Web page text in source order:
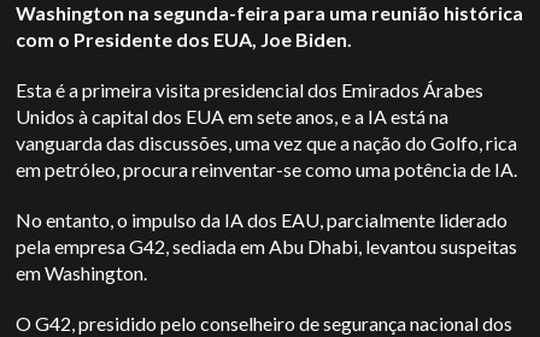
Washington na segunda-feira para uma reunião histórica
com o Presidente dos EUA, Joe Biden.
Esta é a primeira visita presidencial dos Emirados Árabes
Unidos à capital dos EUA em sete anos, e a IA está na
vanguarda das discussões, uma vez que a nação do Golfo, rica
em petróleo, procura reinventar-se como uma potência de IA.
No entanto, o impulso da IA dos EAU, parcialmente liderado
pela empresa G42, sediada em Abu Dhabi, levantou suspeitas
em Washington.
O G42, presidido pelo conselheiro de segurança nacional dos